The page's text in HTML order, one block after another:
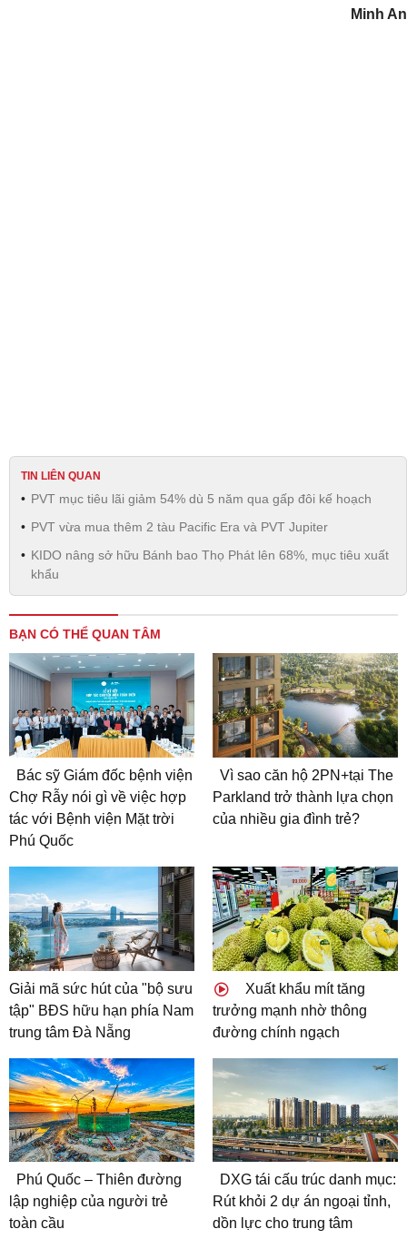
Minh An
TIN LIÊN QUAN
PVT mục tiêu lãi giảm 54% dù 5 năm qua gấp đôi kế hoạch
PVT vừa mua thêm 2 tàu Pacific Era và PVT Jupiter
KIDO nâng sở hữu Bánh bao Thọ Phát lên 68%, mục tiêu xuất
khẩu
BẠN CÓ THỂ QUAN TÂM
Bác sỹ Giám đốc bệnh viện
Chợ Rẫy nói gì về việc hợp
tác với Bệnh viện Mặt trời
Phú Quốc
Vì sao căn hộ 2PN+tại The
Parkland trở thành lựa chọn
của nhiều gia đình trẻ?
Giải mã sức hút của "bộ sưu
tập" BĐS hữu hạn phía Nam
trung tâm Đà Nẵng
Xuất khẩu mít tăng
trưởng mạnh nhờ thông
đường chính ngạch
Phú Quốc – Thiên đường
lập nghiệp của người trẻ
toàn cầu
DXG tái cấu trúc danh mục:
Rút khỏi 2 dự án ngoại tỉnh,
dồn lực cho trung tâm